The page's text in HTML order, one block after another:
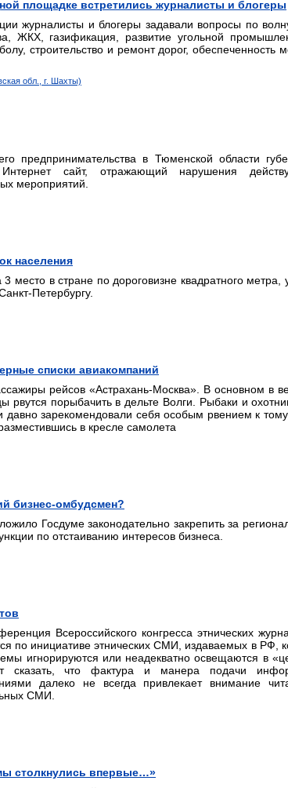
площадке встретились журналисты и блогеры
журналисты и блогеры задавали вопросы по
ЖКХ, газификация, развитие угольной
строительство и ремонт дорог, обеспеченность
обл., г. Шахты)
предпринимательства в Тюменской области
сайт, отражающий нарушения
мероприятий.
населения
в стране по дороговизне квадратного метра,
Петербургу.
списки авиакомпаний
рейсов «Астрахань-Москва». В основном в
рвутся порыбачить в дельте Волги. Рыбаки и
давно зарекомендовали себя особым рвением к
в кресле самолета
бизнес-омбудсмен?
Госдуме законодательно закрепить за
по отстаиванию интересов бизнеса.
Всероссийского конгресса этнических
по инициативе этнических СМИ, издаваемых в РФ,
игнорируются или неадекватно освещаются в
сказать, что фактура и манера подачи
далеко не всегда привлекает внимание
СМИ.
столкнулись впервые…»